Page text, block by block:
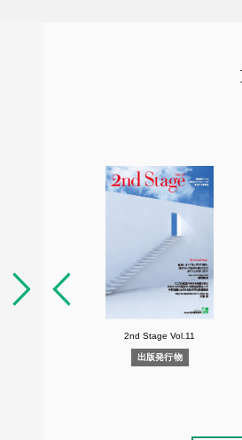
新常識 クリニック設計の
私の開業物語
Vol.1 2nd Stage Vol.11
出版発行物